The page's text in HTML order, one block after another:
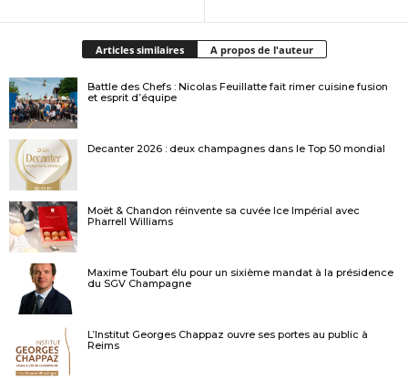
Articles similaires A propos de l'auteur
Battle des Chefs : Nicolas Feuillatte fait rimer cuisine fusion
et esprit d’équipe
Decanter 2026 : deux champagnes dans le Top 50 mondial
Moët & Chandon réinvente sa cuvée Ice Impérial avec
Pharrell Williams
Maxime Toubart élu pour un sixième mandat à la présidence
du SGV Champagne
L’Institut Georges Chappaz ouvre ses portes au public à
Reims